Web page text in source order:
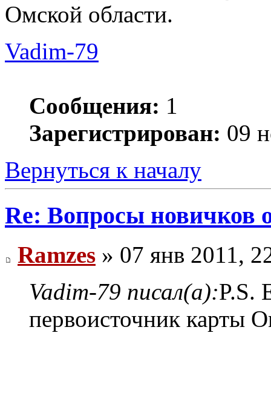
Омской области.
Vadim-79
Сообщения: 1
Зарегистрирован: 09
Вернуться к началу
Re: Вопросы новичков
Ramzes » 07 янв 2011,
Vadim-79 писал(а):P.S.
первоисточник карты